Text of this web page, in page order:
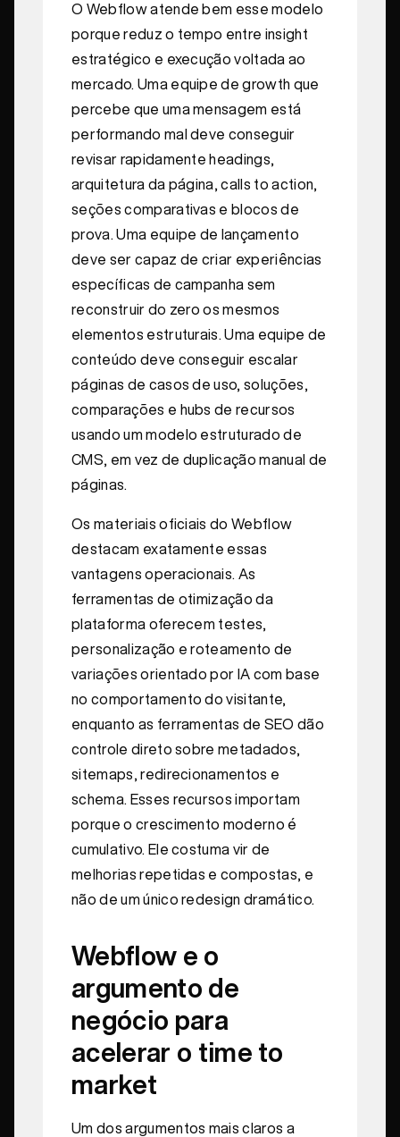
O Webflow atende bem esse modelo
porque reduz o tempo entre insight
estratégico e execução voltada ao
mercado. Uma equipe de growth que
percebe que uma mensagem está
performando mal deve conseguir
revisar rapidamente headings,
arquitetura da página, calls to action,
seções comparativas e blocos de
prova. Uma equipe de lançamento
deve ser capaz de criar experiências
específicas de campanha sem
reconstruir do zero os mesmos
elementos estruturais. Uma equipe de
conteúdo deve conseguir escalar
páginas de casos de uso, soluções,
comparações e hubs de recursos
usando um modelo estruturado de
CMS, em vez de duplicação manual de
páginas.
Os materiais oficiais do Webflow
destacam exatamente essas
vantagens operacionais. As
ferramentas de otimização da
plataforma oferecem testes,
personalização e roteamento de
variações orientado por IA com base
no comportamento do visitante,
enquanto as ferramentas de SEO dão
controle direto sobre metadados,
sitemaps, redirecionamentos e
schema. Esses recursos importam
porque o crescimento moderno é
cumulativo. Ele costuma vir de
melhorias repetidas e compostas, e
não de um único redesign dramático.
Webflow e o
argumento de
negócio para
acelerar o time to
market
Um dos argumentos mais claros a